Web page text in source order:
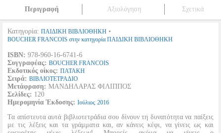
Περιγραφή Αξιολόγηση Σχετικά
Κατηγορία: ΠΑΙΔΙΚΗ ΒΙΒΛΙΟΘΗΚΗ •
BOUCHER FRANCOIS στην κατηγορία ΠΑΙΔΙΚΗ ΒΙΒΛΙΟΘΗΚΗ
ISBN: 978-960-16-6741-6
Συγγραφέας: BOUCHER FRANCOIS
Εκδοτικός οίκος: ΠΑΤΑΚΗ
Σειρά: ΒΙΒΛΙΟΤΕΤΡΑΔΙΟ
Μετάφραση: ΜΑΝΔΗΛΑΡΑΣ ΦΙΛΙΠΠΟΣ
Σελίδες: 120
Ημερομηνία Έκδοσης: Ιούλιος 2016
Τα απίστευτα αυτά βιβλιοτετράδια σου δίνουν τη δυνατότητα να παίξεις
με τις λέξεις και τα γράμματα και, αν κάνεις κέφι, να γίνεις ως και